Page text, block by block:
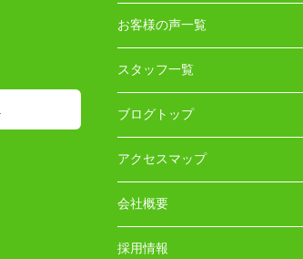
お客様の声一覧
スタッフ一覧
ブログトップ
アクセスマップ
会社概要
採用情報